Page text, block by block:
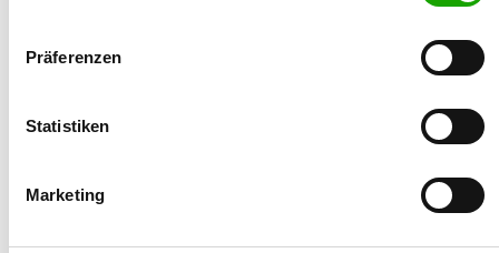
Präferenzen
Statistiken
Marketing
01601586483